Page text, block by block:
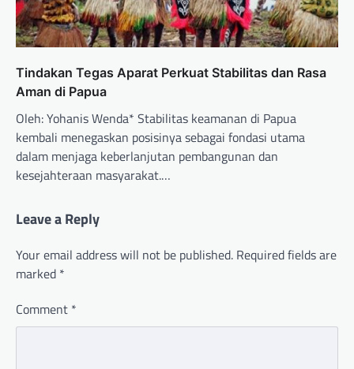
Tindakan Tegas Aparat Perkuat Stabilitas dan Rasa
Aman di Papua
Oleh: Yohanis Wenda* Stabilitas keamanan di Papua
kembali menegaskan posisinya sebagai fondasi utama
dalam menjaga keberlanjutan pembangunan dan
kesejahteraan masyarakat.…
Leave a Reply
Your email address will not be published. Required fields are
marked *
Comment *